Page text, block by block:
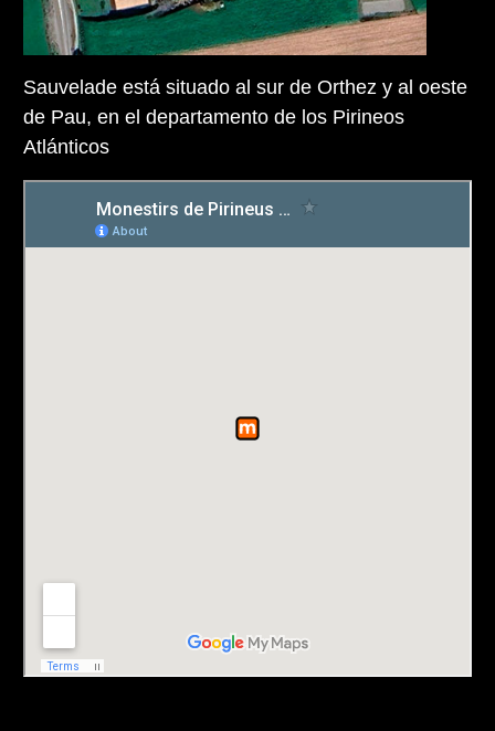
Sauvelade está situado al sur de Orthez y al oeste
de Pau, en el departamento de los Pirineos
Atlánticos